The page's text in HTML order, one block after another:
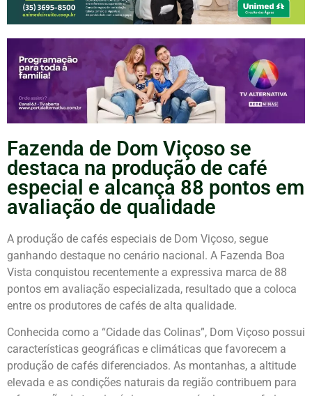
Fazenda de Dom Viçoso se
destaca na produção de café
especial e alcança 88 pontos em
avaliação de qualidade
A produção de cafés especiais de Dom Viçoso, segue
ganhando destaque no cenário nacional. A Fazenda Boa
Vista conquistou recentemente a expressiva marca de 88
pontos em avaliação especializada, resultado que a coloca
entre os produtores de cafés de alta qualidade.
Conhecida como a “Cidade das Colinas”, Dom Viçoso possui
características geográficas e climáticas que favorecem a
produção de cafés diferenciados. As montanhas, a altitude
elevada e as condições naturais da região contribuem para